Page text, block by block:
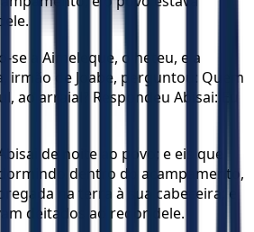
se a Aimeleque, o heteu, e a
irmão de Joabe, perguntou: Quem
ao arraial? Respondeu Abisai: Eu
de noite ao povo; e eis que
dentro do acampamento,
na terra à sua cabeceira; e
deitados ao redor dele.